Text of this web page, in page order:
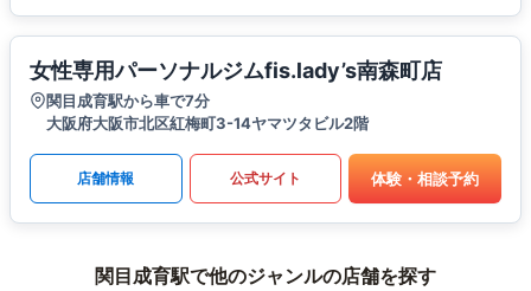
女性専用パーソナルジムfis.lady’s南森町店
関目成育駅から車で7分
大阪府大阪市北区紅梅町3-14ヤマツタビル2階
店舗情報 公式サイト 体験・相談予約
関目成育駅で他のジャンルの店舗を探す